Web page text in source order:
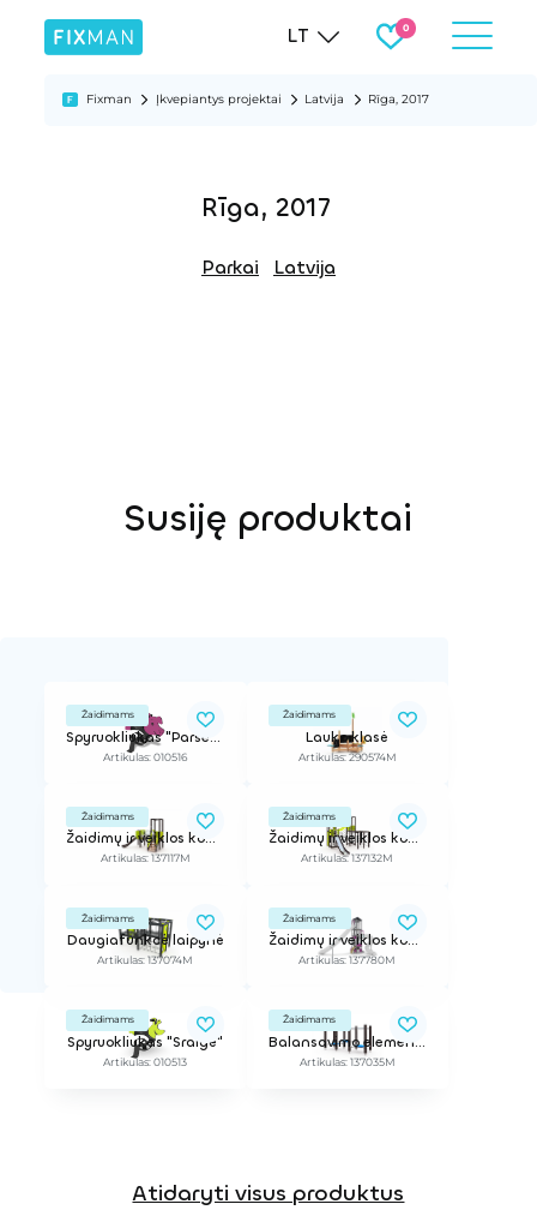
LT
Fixman Įkvepiantys projektai Latvija Rīga, 2017
Rīga, 2017
Parkai Latvija
Susiję produktai
Žaidimams
Spyruokliukas "Paršelis"
Artikulas: 010516
Žaidimams
Lauko klasė
Artikulas: 290574M
Žaidimams
Žaidimų ir veiklos kompleksas
Artikulas: 137117M
Žaidimams
Žaidimų ir veiklos kompleksas
Artikulas: 137132M
Žaidimams
Daugiafunkcė laipynė
Artikulas: 137074M
Žaidimams
Žaidimų ir veiklos kompleksas
Artikulas: 137780M
Žaidimams
Spyruokliukas "Sraigė"
Artikulas: 010513
Žaidimams
Balansavimo elementas
Artikulas: 137035M
Atidaryti visus produktus